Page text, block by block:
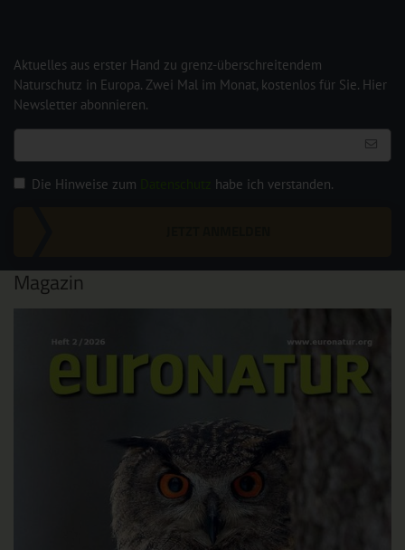
Aktuelles aus erster Hand zu grenz-überschreitendem
Naturschutz in Europa. Zwei Mal im Monat, kostenlos für Sie. Hier
Newsletter abonnieren.
Die Hinweise zum habe ich verstanden.
Magazin